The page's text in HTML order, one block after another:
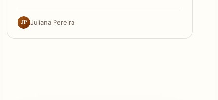
JP Juliana Pereira